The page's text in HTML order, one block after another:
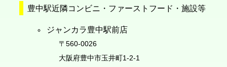
豊中駅近隣コンビニ・ファーストフード・施設等
ジャンカラ豊中駅前店
〒560-0026
大阪府豊中市玉井町1-2-1